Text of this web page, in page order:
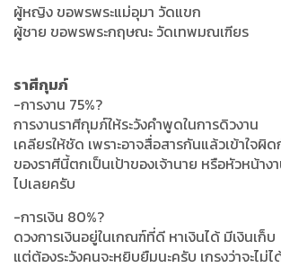
ผู้หญิง ขอพรพระแม่อุมา วัดแขก
ผู้ชาย ขอพรพระกฤษณะ วัดเทพมณเฑียร
ราศีกุมภ์
-การงาน 75%?
การงานราศีกุมภ์ให้ระวังคำพูดในการดิวงาน
เคลียรให้ชัด เพราะอาจสื่อสารกันแล้วเข้าใจผิ
ของราศีนี้ตกเป็นเป้าของเจ้านาย หรือหัวหน้าง
ไปเลยครับ
-การเงิน 80%?
ดวงการเงินอยู่ในเกณฑ์ที่ดี หาเงินได้ มีเงินเก็บ
แต่ต้องระวังคนจะหยิบยืมนะครับ เกรงว่าจะไม่